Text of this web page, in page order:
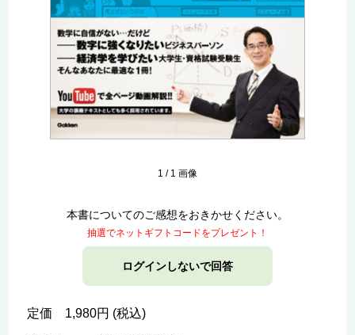
1 / 1 画像
本書についてのご感想をおきかせください。
抽選でネットギフトコードをプレゼント！
ログインしないで回答
定価 1,980円 (税込)